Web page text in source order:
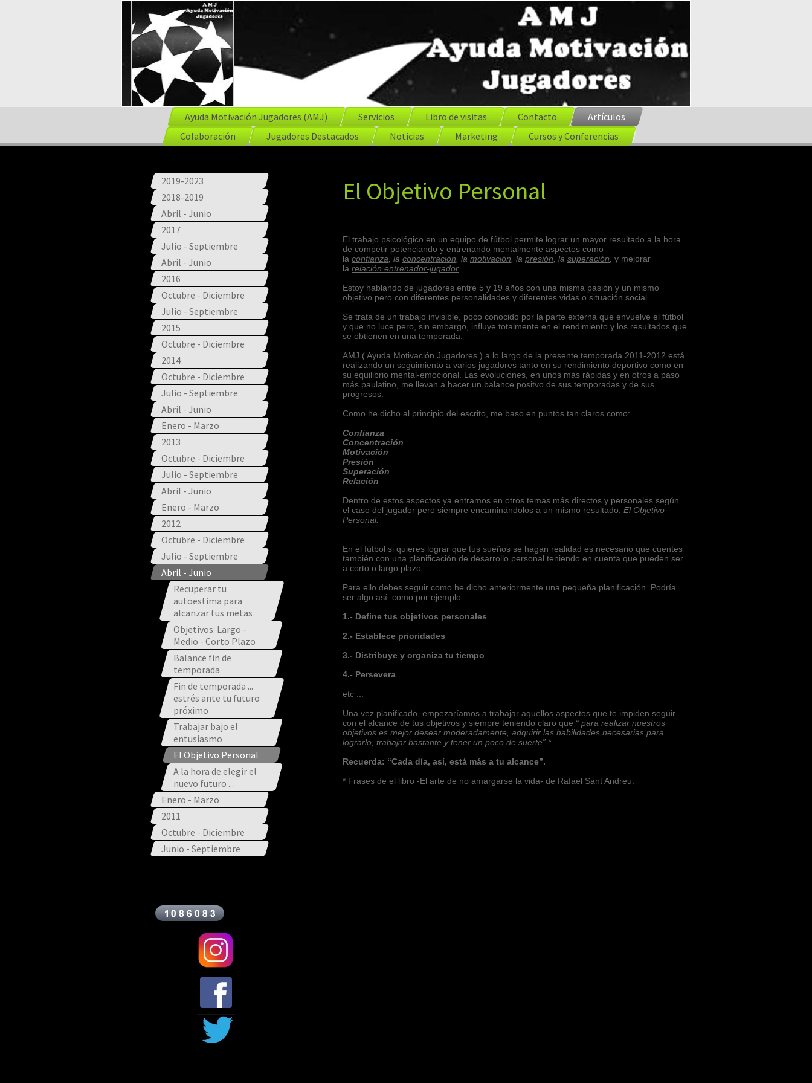
Ayuda Motivación Jugadores (AMJ) Servicios Libro de visitas Contacto
Artículos
Colaboración
Jugadores Destacados Noticias Marketing Cursos y Conferencias
2019-2023
2018-2019
Abril - Junio
2017
Julio - Septiembre
Abril - Junio
2016
Octubre - Diciembre
Julio - Septiembre
2015
Octubre - Diciembre
2014
Octubre - Diciembre
Julio - Septiembre
Abril - Junio
Enero - Marzo
2013
Octubre - Diciembre
Julio - Septiembre
Abril - Junio
Enero - Marzo
2012
Octubre - Diciembre
Julio - Septiembre
Abril - Junio
Recuperar tu
autoestima para
alcanzar tus metas
Objetivos: Largo -
Medio - Corto Plazo
Balance fin de
temporada
Fin de temporada ...
estrés ante tu futuro
próximo
Trabajar bajo el
entusiasmo
El Objetivo Personal
A la hora de elegir el
nuevo futuro ...
Enero - Marzo
2011
Octubre - Diciembre
Junio - Septiembre
El Objetivo Personal
El trabajo psicológico en un equipo de fútbol permite lograr un mayor resultado a la hora
de competir potenciando y entrenando mentalmente aspectos como
la confianza , la concentración , la motivación , la presión , la superación y mejorar
la relación entrenador-jugador
Estoy hablando de jugadores entre 5 y 19 años con una misma pasión y un mismo
objetivo pero con diferentes personalidades y diferentes vidas o situación social.
Se trata de un trabajo invisible, poco conocido por la parte externa que envuelve el fútbol
y que no luce pero, sin embargo, influye totalmente en el rendimiento y los resultados que
se obtienen en una temporada.
AMJ ( Ayuda Motivación Jugadores ) a lo largo de la presente temporada 2011-2012 está
realizando un seguimiento a varios jugadores tanto en su rendimiento deportivo como en
su equilibrio mental-emocional. Las evoluciones, en unos más rápidas y en otros a paso
más paulatino, me llevan a hacer un balance positvo de sus temporadas y de sus
progresos.
Como he dicho al principio del escrito, me baso en puntos tan claros como:
Confianza
Concentración
Motivación
Presión
Superación
Relación
Dentro de estos aspectos ya entramos en otros temas más directos y personales según
el caso del jugador pero siempre encaminándolos a un mismo resultado: El Objetivo
Personal.
En el fútbol si quieres lograr que tus sueños se hagan realidad es necesario que cuentes
también con una planificación de desarrollo personal teniendo en cuenta que pueden ser
a corto o largo plazo.
Para ello debes seguir como he dicho anteriormente una pequeña planificación. Podría
ser algo así como por ejemplo:
1.- Define tus objetivos personales
2.- Establece prioridades
3.- Distribuye y organiza tu tiempo
4.- Persevera
etc ...
Una vez planificado, empezaríamos a trabajar aquellos aspectos que te impiden seguir
con el alcance de tus objetivos y siempre teniendo claro que “ para realizar nuestros
objetivos es mejor desear moderadamente, adquirir las habilidades necesarias para
lograrlo, trabajar bastante y tener un poco de suerte” *
Recuerda: “Cada día, así, está más a tu alcance”.
* Frases de el libro -El arte de no amargarse la vida- de Rafael Sant Andreu.